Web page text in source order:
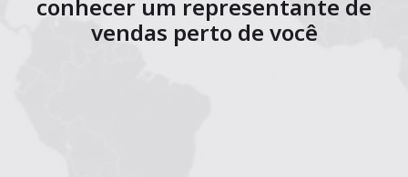
conhecer um representante de
vendas perto de você